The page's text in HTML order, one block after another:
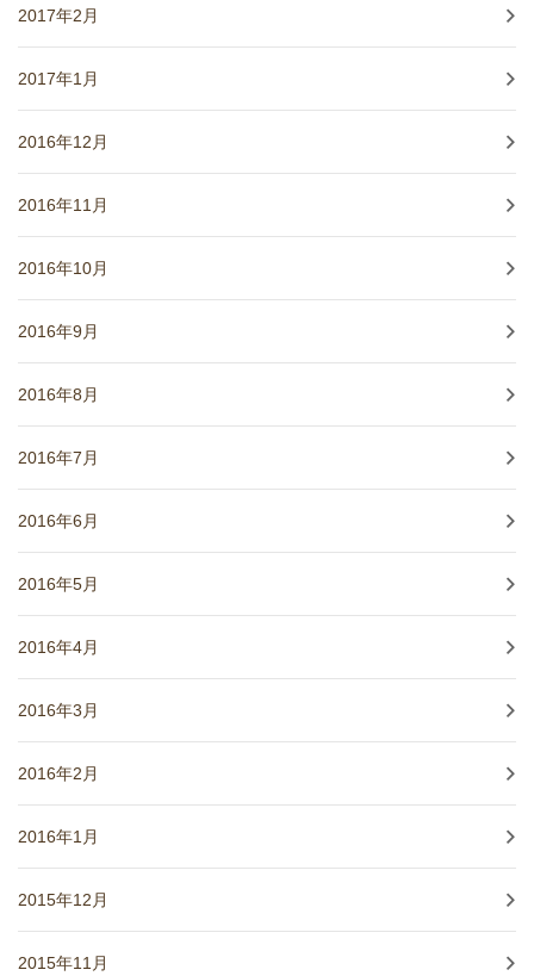
2017年2月
2017年1月
2016年12月
2016年11月
2016年10月
2016年9月
2016年8月
2016年7月
2016年6月
2016年5月
2016年4月
2016年3月
2016年2月
2016年1月
2015年12月
2015年11月